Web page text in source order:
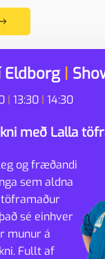
Eldborg |
| 13:30 | 14:30
með Lalla
og fræðandi
sem aldna
sé einhver
munur á
Fullt af